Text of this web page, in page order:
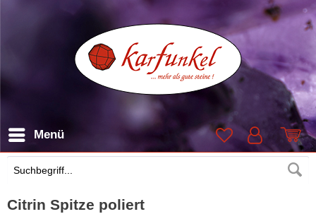
Suchen
Menü
Citrin Spitze poliert